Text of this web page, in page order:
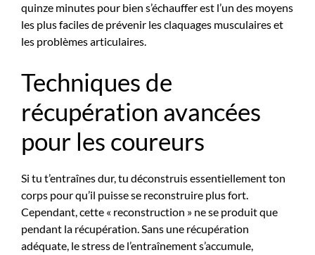
quinze minutes pour bien s’échauffer est l’un des moyens
les plus faciles de prévenir les claquages musculaires et
les problèmes articulaires.
Techniques de
récupération avancées
pour les coureurs
Si tu t’entraînes dur, tu déconstruis essentiellement ton
corps pour qu’il puisse se reconstruire plus fort.
Cependant, cette « reconstruction » ne se produit que
pendant la récupération. Sans une récupération
adéquate, le stress de l’entraînement s’accumule,